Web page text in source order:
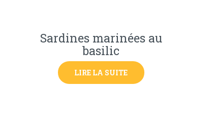
Sardines marinées au
basilic
LIRE LA SUITE